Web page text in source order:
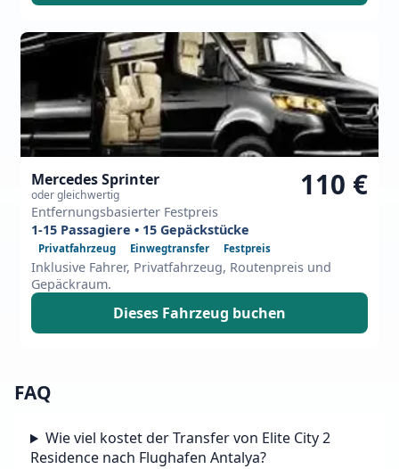
Mercedes Sprinter
oder gleichwertig
Entfernungsbasierter Festpreis
110 €
1-15 Passagiere • 15 Gepäckstücke
Privatfahrzeug Einwegtransfer Festpreis
Inklusive Fahrer, Privatfahrzeug, Routenpreis und
Gepäckraum.
Dieses Fahrzeug buchen
FAQ
Wie viel kostet der Transfer von Elite City 2
Residence nach Flughafen Antalya?